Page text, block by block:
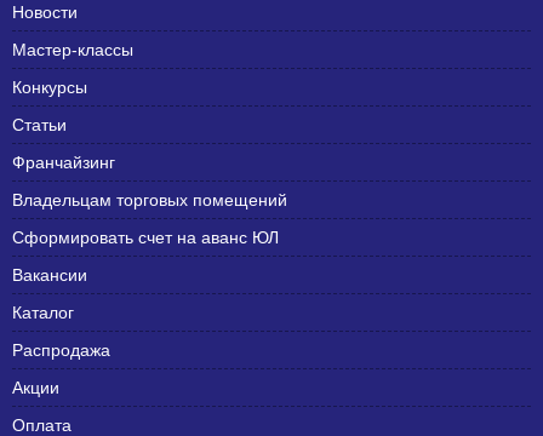
Новости
Мастер-классы
Конкурсы
Статьи
Франчайзинг
Владельцам торговых помещений
Сформировать счет на аванс ЮЛ
Вакансии
Каталог
Распродажа
Акции
Оплата